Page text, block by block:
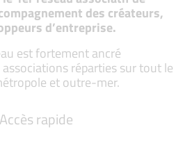
des créateurs,
d’entreprise.
est fortement ancré
réparties sur tout le
et outre-mer.
Accès rapide